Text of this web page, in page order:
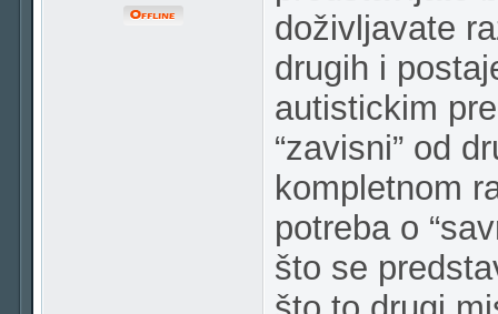
doživljavate
drugih i
autistickim
“zavisni” od
kompletnom
potreba o
što se